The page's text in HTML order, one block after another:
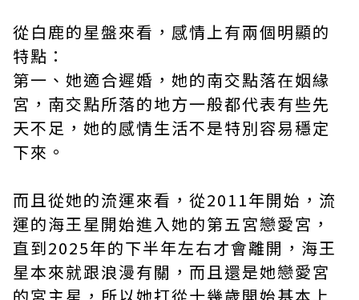
從白鹿的星盤來看，感情上有兩個明顯的
特點：
第一、她適合遲婚，她的南交點落在姻緣
宮，南交點所落的地方一般都代表有些先
天不足，她的感情生活不是特別容易穩定
下來。
而且從她的流運來看，從2011年開始，流
運的海王星開始進入她的第五宮戀愛宮，
直到2025年的下半年左右才會離開，海王
星本來就跟浪漫有關，而且還是她戀愛宮